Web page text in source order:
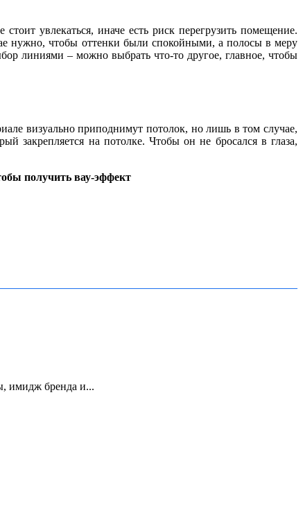
увлекаться, иначе есть риск перегрузить помещение.
нужно, чтобы оттенки были спокойными, а полосы в меру
линиями – можно выбрать что-то другое, главное, чтобы
визуально приподнимут потолок, но лишь в том случае,
закрепляется на потолке. Чтобы он не бросался в глаза,
получить вау-эффект
имидж бренда и...